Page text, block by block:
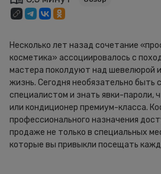
Несколько лет назад сочетание
косметика» ассоциировалось с
мастера поколдуют над шевелюрой
жизнь. Сегодня необязательно
специалистом и знать явки-пароли,
или кондиционер премиум-класса.
профессионального назначения
продаже не только в специальных
которые вы привыкли посещать